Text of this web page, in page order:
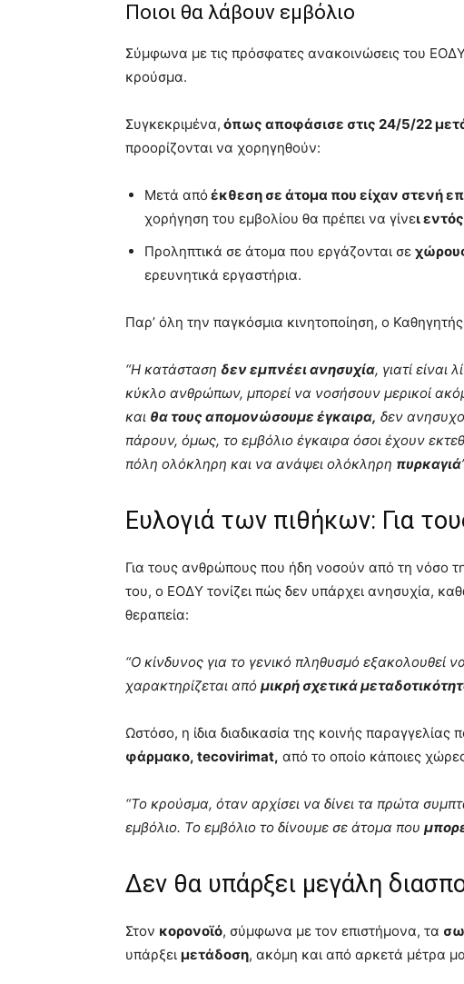
Ποιοι θα λάβουν εμβόλιο
Σύμφωνα με τις πρόσφατες ανακοινώσεις του
κρούσμα.
Συγκεκριμένα, όπως αποφάσισε στις 24/5/22
προορίζονται να χορηγηθούν:
Μετά από έκθεση σε άτομα που είχαν στενή
χορήγηση του εμβολίου θα πρέπει να γίνει
Προληπτικά σε άτομα που εργάζονται σε
ερευνητικά εργαστήρια.
Παρ’ όλη την παγκόσμια κινητοποίηση, ο
“Η κατάσταση δεν εμπνέει ανησυχία, γιατί
κύκλο ανθρώπων, μπορεί να νοσήσουν μερικοί
και θα τους απομονώσουμε έγκαιρα, δεν
πάρουν, όμως, το εμβόλιο έγκαιρα όσοι έχουν
πόλη ολόκληρη και να ανάψει ολόκληρη πυρκαγιά
Eυλογιά των πιθήκων: Για
Για τους ανθρώπους που ήδη νοσούν από τη νόσο
του, ο ΕΟΔΥ τονίζει πώς δεν υπάρχει ανησυχία,
θεραπεία:
“Ο κίνδυνος για το γενικό πληθυσμό εξακολουθεί
χαρακτηρίζεται από μικρή σχετικά
Ωστόσο, η ίδια διαδικασία της κοινής
φάρμακο, tecovirimat, από το οποίο κάποιες
“Το κρούσμα, όταν αρχίσει να δίνει τα πρώτα
εμβόλιο. Το εμβόλιο το δίνουμε σε άτομα που
Δεν θα υπάρξει μεγάλη
Στον κορονοϊό, σύμφωνα με τον επιστήμονα, τα
υπάρξει μετάδοση, ακόμη και από αρκετά μέτρα